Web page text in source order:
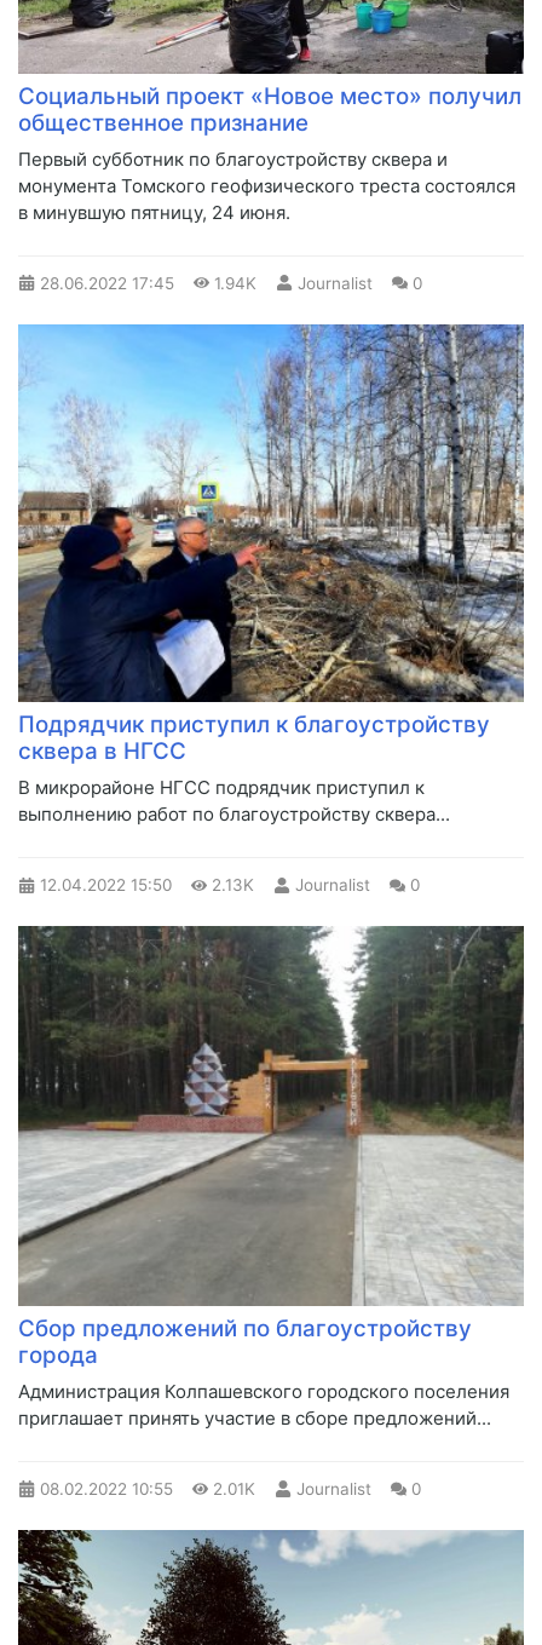
Социальный проект «Новое место» получил
общественное признание
​Первый субботник по благоустройству сквера и
монумента Томского геофизического треста состоялся
в минувшую пятницу, 24 июня.
28.06.2022 17:45 1.94K Journalist 0
Подрядчик приступил к благоустройству
сквера в НГСС
В микрорайоне НГСС подрядчик приступил к
выполнению работ по благоустройству сквера...
12.04.2022 15:50 2.13K Journalist 0
Сбор предложений по благоустройству
города
Администрация Колпашевского городского поселения
приглашает принять участие в сборе предложений...
08.02.2022 10:55 2.01K Journalist 0